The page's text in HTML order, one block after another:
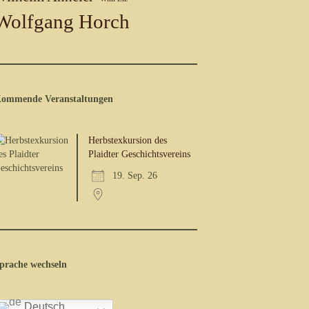
Horch
Veranstaltungen
Herbstexkursion des
Plaidter Geschichtsvereins
19. Sep. 26
wechseln